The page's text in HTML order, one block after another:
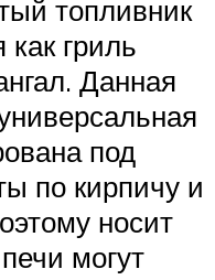
топливник
как гриль
Данная
под
по кирпичу и
носит
могут